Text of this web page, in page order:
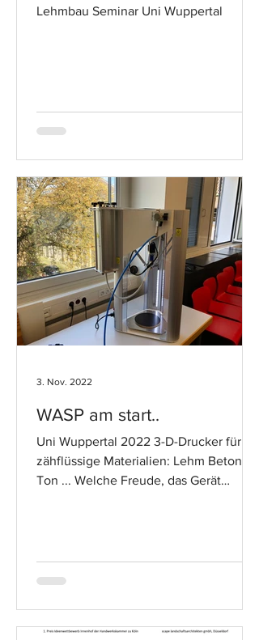
Lehmbau Seminar Uni Wuppertal
WASP am start..
Uni Wuppertal 2022 3-D-Drucker für
zähflüssige Materialien: Lehm Beton
Ton ... Welche Freude, das Gerät
3. Nov. 2022